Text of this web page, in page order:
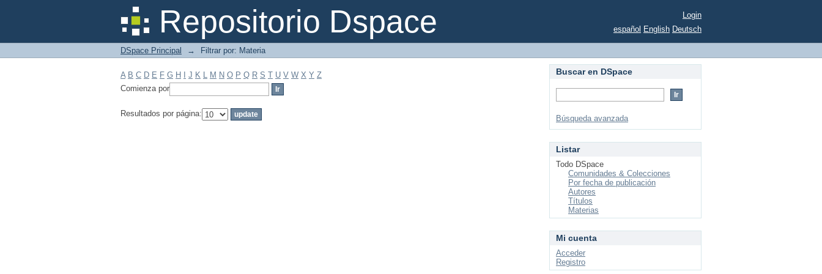
Repositorio Dspace
Filtrar por: Materia
Login
español English Deutsch
DSpace Principal → Filtrar por: Materia
A B C D E F G H J K L M N O P Q R S T U V W X Y Z
Comienza por
Resultados por página:
Buscar en DSpace
Búsqueda avanzada
Listar
Todo DSpace
Comunidades & Colecciones
Por fecha de publicación
Autores
Títulos
Materias
Mi cuenta
Acceder
Registro